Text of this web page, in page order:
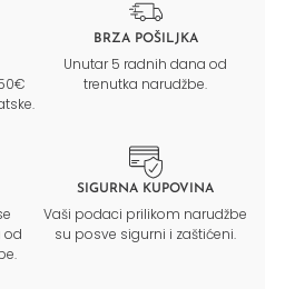
BRZA POŠILJKA
Unutar 5 radnih dana od
trenutka narudžbe.
od
SIGURNA KUPOVINA
Vaši podaci prilikom narudžbe
su posve sigurni i zaštićeni.